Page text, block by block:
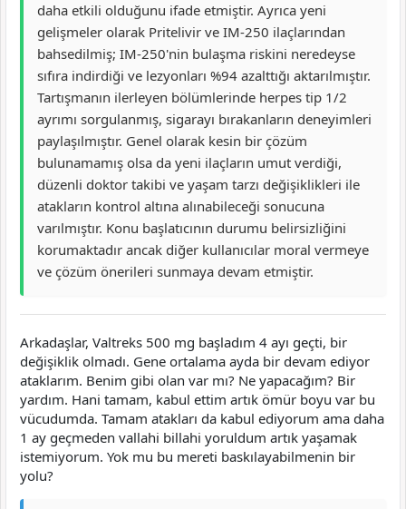
daha etkili olduğunu ifade etmiştir. Ayrıca yeni
gelişmeler olarak Pritelivir ve IM-250 ilaçlarından
bahsedilmiş; IM-250'nin bulaşma riskini neredeyse
sıfıra indirdiği ve lezyonları %94 azalttığı aktarılmıştır.
Tartışmanın ilerleyen bölümlerinde herpes tip 1/2
ayrımı sorgulanmış, sigarayı bırakanların deneyimleri
paylaşılmıştır. Genel olarak kesin bir çözüm
bulunamamış olsa da yeni ilaçların umut verdiği,
düzenli doktor takibi ve yaşam tarzı değişiklikleri ile
atakların kontrol altına alınabileceği sonucuna
varılmıştır. Konu başlatıcının durumu belirsizliğini
korumaktadır ancak diğer kullanıcılar moral vermeye
ve çözüm önerileri sunmaya devam etmiştir.
Arkadaşlar, Valtreks 500 mg başladım 4 ayı geçti, bir
değişiklik olmadı. Gene ortalama ayda bir devam ediyor
ataklarım. Benim gibi olan var mı? Ne yapacağım? Bir
yardım. Hani tamam, kabul ettim artık ömür boyu var bu
vücudumda. Tamam atakları da kabul ediyorum ama daha
1 ay geçmeden vallahi billahi yoruldum artık yaşamak
istemiyorum. Yok mu bu mereti baskılayabilmenin bir
yolu?